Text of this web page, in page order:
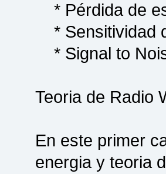
* Pérdida de
* Sensitividad
* Signal to
Teoria de Radio
En este primer
energia y teoria